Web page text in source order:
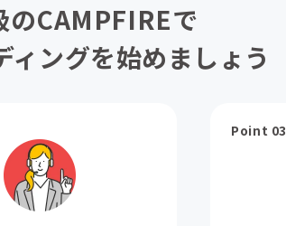
のCAMPFIREで
ィングを始めましょう
Point 03